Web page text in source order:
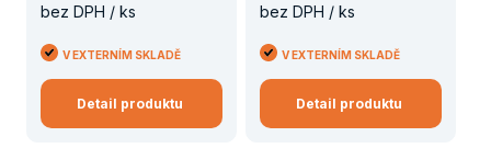
bez DPH / ks
V EXTERNÍM SKLADĚ
Detail produktu
bez DPH / ks
V EXTERNÍM SKLADĚ
Detail produktu